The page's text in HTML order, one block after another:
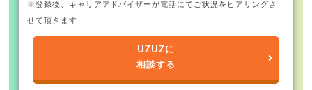
※登録後、キャリアアドバイザーが電話にてご状況をヒアリングさ
せて頂きます
UZUZに
相談する